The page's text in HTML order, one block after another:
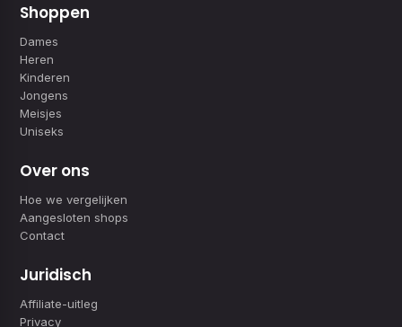
Shoppen
Dames
Heren
Kinderen
Jongens
Meisjes
Uniseks
Over ons
Hoe we vergelijken
Aangesloten shops
Contact
Juridisch
Affiliate-uitleg
Privacy